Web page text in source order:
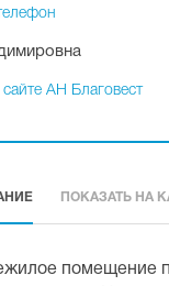
АН Благовест
ПОКАЗАТЬ НА
помещение